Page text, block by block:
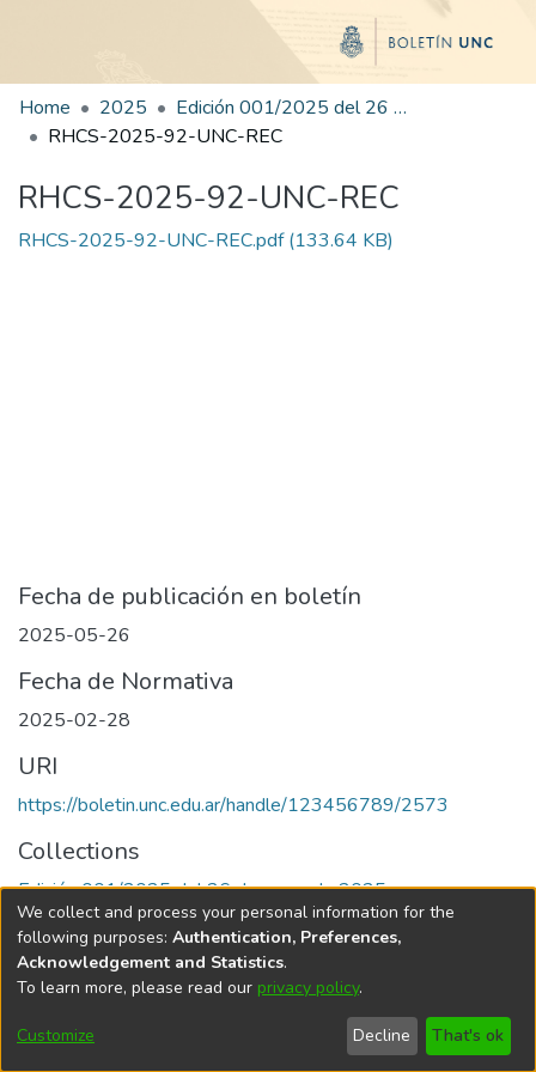
Home 2025
Edición 001/2025 del 26 de mayo de 2025
RHCS-2025-92-UNC-REC
RHCS-2025-92-UNC-REC
RHCS-2025-92-UNC-REC.pdf(133.64 KB)
Fecha de publicación en boletín
2025-05-26
Fecha de Normativa
2025-02-28
URI
https://boletin.unc.edu.ar/handle/123456789/2573
Collections
Edición 001/2025 del 26 de mayo de 2025
Universidad Nacional de Córdoba
We collect and process your personal information for the
following purposes: Authentication, Preferences,
Acknowledgement and Statistics.
To learn more, please read our privacy policy.
Customize Decline That's ok